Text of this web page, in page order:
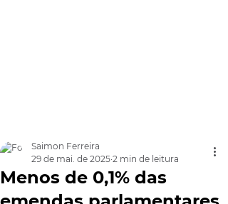
Menos de 0,1% das
Saimon Ferreira
29 de mai. de 2025 2 min de leitura